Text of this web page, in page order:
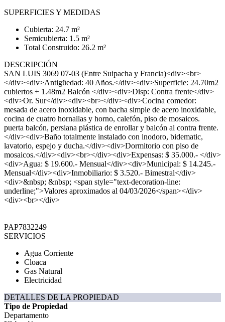
SUPERFICIES Y MEDIDAS
Cubierta: 24.7 m²
Semicubierta: 1.5 m²
Total Construido: 26.2 m²
DESCRIPCIÓN
SAN LUIS 3069 07-03 (Entre Suipacha y Francia)<div><br>
</div><div>Antigüedad: 40 Años.</div><div>Superficie: 24.70m2
cubiertos + 1.48m2 Balcón </div><div>Disp: Contra frente</div>
<div>Or. Sur</div><div><br></div><div>Cocina comedor:
mesada de acero inoxidable, con bacha simple de acero inoxidable,
cocina de cuatro hornallas y horno, calefón, piso de mosaicos.
puerta balcón, persiana plástica de enrollar y balcón al contra frente.
</div><div>Baño totalmente instalado con inodoro, bidematic,
lavatorio, espejo y ducha.</div><div>Dormitorio con piso de
mosaicos.</div><div><br></div><div>Expensas: $ 35.000.- </div>
<div>Agua: $ 19.600.- Mensual</div><div>Municipal: $ 14.245.-
Mensual</div><div>Inmobiliario: $ 3.520.- Bimestral</div>
<div>&nbsp; &nbsp; <span style="text-decoration-line:
underline;">Valores aproximados al 04/03/2026</span></div>
<div><br></div>
PAP7832249
SERVICIOS
Agua Corriente
Cloaca
Gas Natural
Electricidad
DETALLES DE LA PROPIEDAD
Tipo de Propiedad
Departamento